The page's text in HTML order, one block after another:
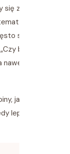
się z
wokół
słyszymy
biustonosz
– „Czy
jak działają,
lepiej z nich